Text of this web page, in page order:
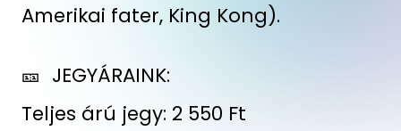
Amerikai fater, King Kong).
🎫 JEGYÁRAINK:
Teljes árú jegy: 2 550 Ft